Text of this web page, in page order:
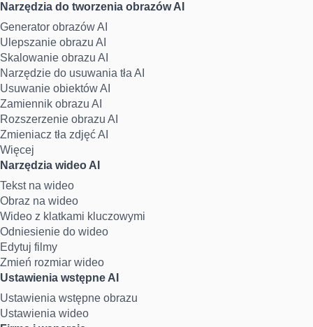
Narzędzia do tworzenia obrazów AI
Generator obrazów AI
Ulepszanie obrazu AI
Skalowanie obrazu AI
Narzędzie do usuwania tła AI
Usuwanie obiektów AI
Zamiennik obrazu AI
Rozszerzenie obrazu AI
Zmieniacz tła zdjęć AI
Więcej
Narzędzia wideo AI
Tekst na wideo
Obraz na wideo
Wideo z klatkami kluczowymi
Odniesienie do wideo
Edytuj filmy
Zmień rozmiar wideo
Ustawienia wstępne AI
Ustawienia wstępne obrazu
Ustawienia wideo